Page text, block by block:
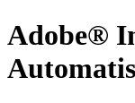
Adobe®